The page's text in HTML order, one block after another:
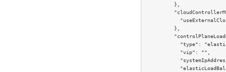
          },
          },
"type":
            "vip": "",